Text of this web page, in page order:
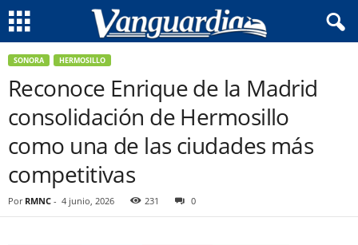
SONORA HERMOSILLO
Reconoce Enrique de la Madrid
consolidación de Hermosillo
como una de las ciudades más
competitivas
Por RMNC - 4 junio, 2026 231 0